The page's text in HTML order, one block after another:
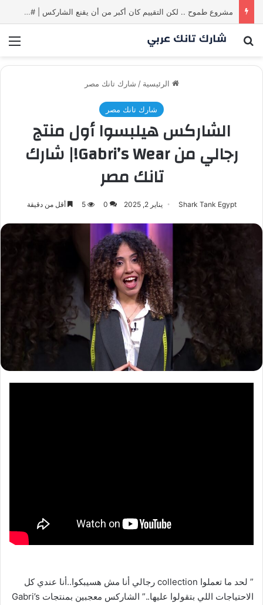
مشروع طموح .. لكن التقييم كان أكبر من أن يقنع الشاركس | #شارك تانك لعراق
بحث عن
الرئيسية / شارك تانك مصر
شارك تانك مصر
الشاركس هيلبسوا أول منتج
رجالي من Gabri’s Wear!| شارك
تانك مصر
Shark Tank Egypt يناير 2, 2025 0
5 أقل من دقيقة
” لحد ما تعملوا collection رجالي أنا مش هسيبكوا..أنا عندي كل
الاحتياجات اللي بتقولوا عليها..” الشاركس معجبين بمنتجات Gabri’s